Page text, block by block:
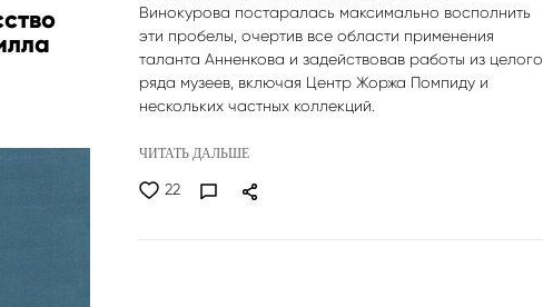
Винокурова постаралась максимально восполнить
эти пробелы, очертив все области применения
таланта Анненкова и задействовав работы из целого
ряда музеев, включая Центр Жоржа Помпиду и
нескольких частных коллекций.
ЧИТАТЬ ДАЛЬШЕ
22